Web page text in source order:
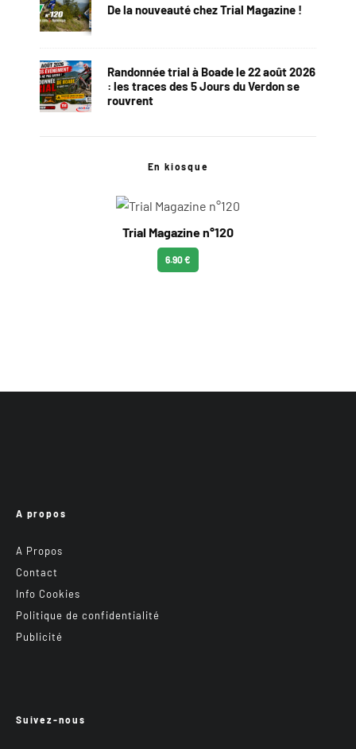
De la nouveauté chez Trial Magazine !
Randonnée trial à Boade le 22 août 2026
: les traces des 5 Jours du Verdon se
rouvrent
En kiosque
Trial Magazine n°120
6.90 €
A propos
A Propos
Contact
Info Cookies
Politique de confidentialité
Publicité
Suivez-nous